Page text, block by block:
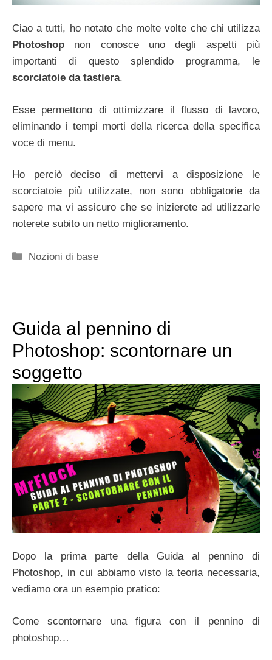
Ciao a tutti, ho notato che molte volte che chi utilizza
Photoshop non conosce uno degli aspetti più
importanti di questo splendido programma, le
scorciatoie da tastiera.
Esse permettono di ottimizzare il flusso di lavoro,
eliminando i tempi morti della ricerca della specifica
voce di menu.
Ho perciò deciso di mettervi a disposizione le
scorciatoie più utilizzate, non sono obbligatorie da
sapere ma vi assicuro che se inizierete ad utilizzarle
noterete subito un netto miglioramento.
Categorie
Nozioni di base
Guida al pennino di
Photoshop: scontornare un
soggetto
Dopo la prima parte della Guida al pennino di
Photoshop, in cui abbiamo visto la teoria necessaria,
vediamo ora un esempio pratico:
Come scontornare una figura con il pennino di
photoshop…